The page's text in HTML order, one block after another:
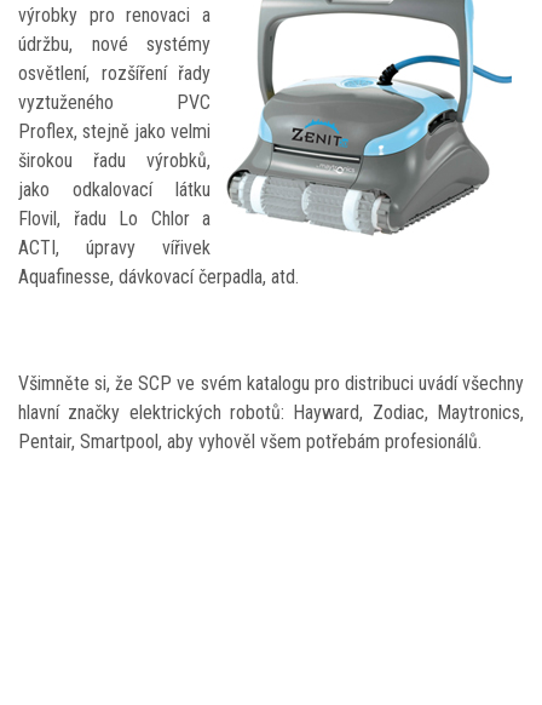
výrobky pro renovaci a
údržbu, nové systémy
osvětlení, rozšíření řady
vyztuženého PVC
Proflex, stejně jako velmi
širokou řadu výrobků,
jako odkalovací látku
Flovil, řadu Lo Chlor a
ACTI, úpravy vířivek
Aquafinesse, dávkovací čerpadla, atd.
Všimněte si, že SCP ve svém katalogu pro distribuci uvádí všechny
hlavní značky elektrických robotů: Hayward, Zodiac, Maytronics,
Pentair, Smartpool, aby vyhověl všem potřebám profesionálů.